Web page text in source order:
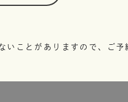
ことがありますので、ご